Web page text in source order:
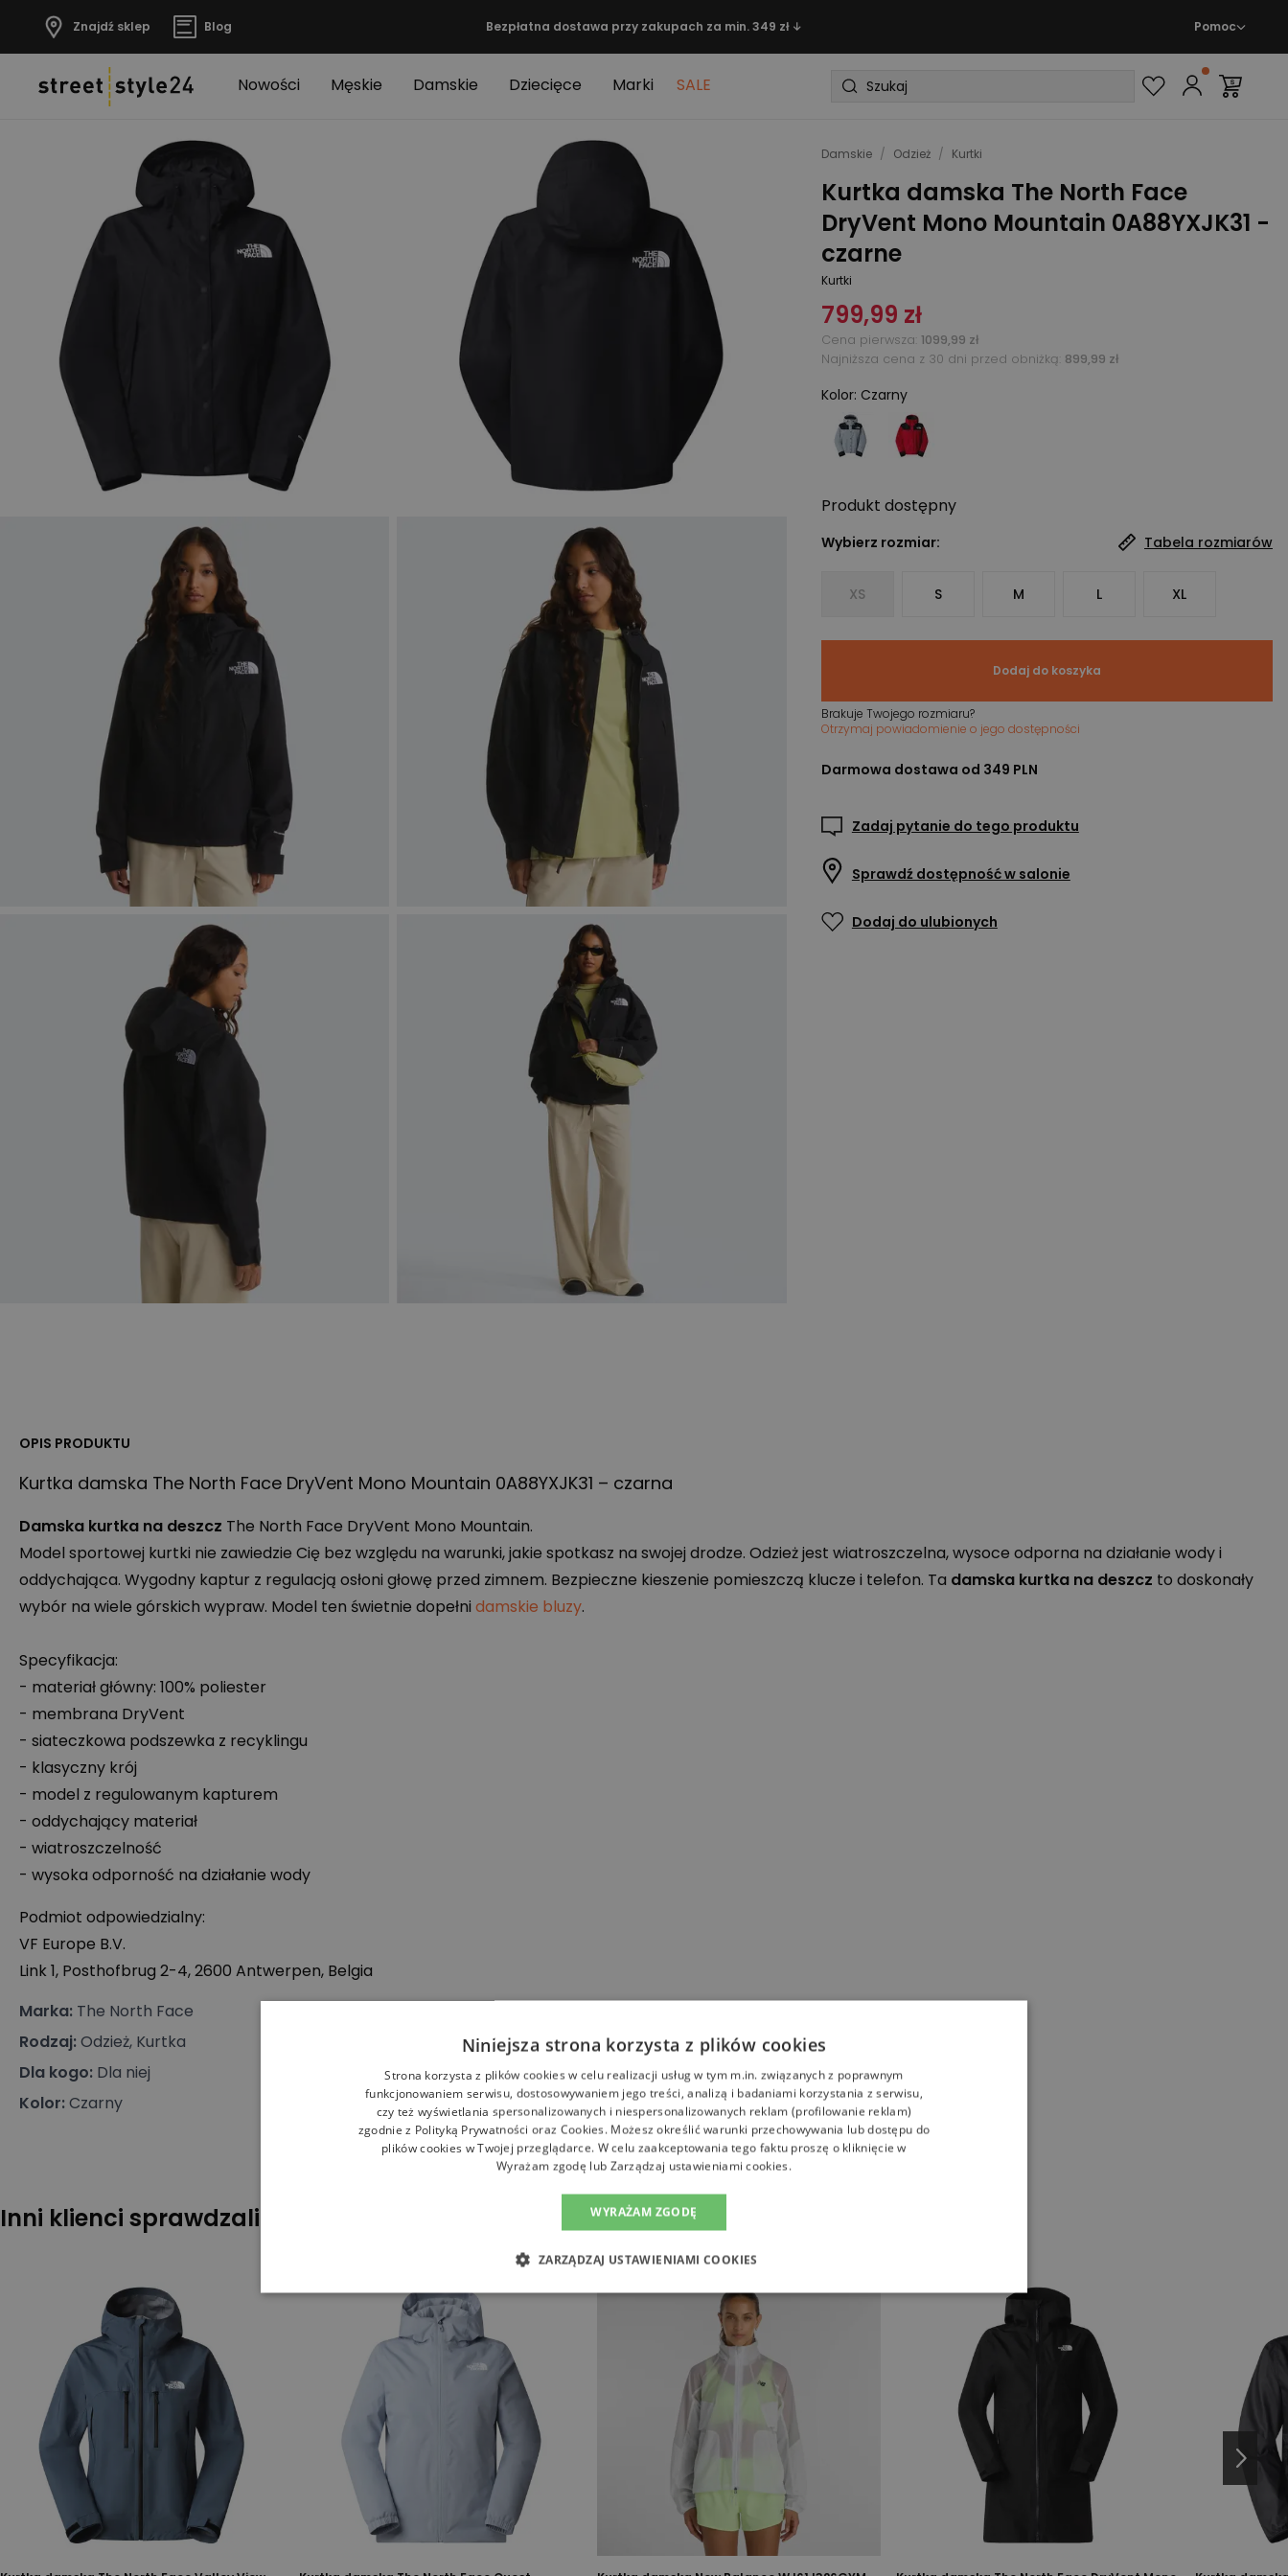
Znajdź sklep Blog Bezpłatna dostawa przy zakupach za min. 349 zł ↓ Pomoc
Nowości Męskie Damskie Dziecięce Marki SALE
Damskie / Odzież / Kurtki
Kurtka damska The North Face
DryVent Mono Mountain 0A88YXJK31 -
czarne
Kurtki
799,99 zł
Cena pierwsza 1099,99 zł
Najniższa cena z 30 dni przed obniżką: 899,99 zł
Kolor: Czarny
Produkt dostępny
Wybierz rozmiar: Tabela rozmiarów
XS S M L XL
Dodaj do koszyka
Brakuje Twojego rozmiaru?
Otrzymaj powiadomienie o jego dostępności
Darmowa dostawa od 349 PLN
Zadaj pytanie do tego produktu
Sprawdź dostępność w salonie
Dodaj do ulubionych
OPIS PRODUKTU
Kurtka damska The North Face DryVent Mono Mountain 0A88YXJK31 – czarna
Damska kurtka na deszcz The North Face DryVent Mono Mountain.
Model sportowej kurtki nie zawiedzie Cię bez względu na warunki, jakie spotkasz na swojej drodze. Odzież jest wiatroszczelna, wysoce odporna na działanie wody i
oddychająca. Wygodny kaptur z regulacją osłoni głowę przed zimnem. Bezpieczne kieszenie pomieszczą klucze i telefon. Ta damska kurtka na deszcz to doskonały
wybór na wiele górskich wypraw. Model ten świetnie dopełni damskie bluzy.
Specyfikacja:
- materiał główny: 100% poliester
- membrana DryVent
- siateczkowa podszewka z recyklingu
- klasyczny krój
- model z regulowanym kapturem
- oddychający materiał
- wiatroszczelność
- wysoka odporność na działanie wody
Podmiot odpowiedzialny:
VF Europe B.V.
Link 1, Posthofbrug 2-4, 2600 Antwerpen, Belgia
Marka: The North Face
Rodzaj:Odzież, Kurtka
Dla kogo: Dla niej
Kolor:Czarny
Inni klienci sprawdzali również
Niniejsza strona korzysta z plików cookies
Strona korzysta z plików cookies w celu realizacji usług w tym m.in. związanych z poprawnym
funkcjonowaniem serwisu, dostosowywaniem jego treści, analizą i badaniami korzystania z serwisu,
czy też wyświetlania spersonalizowanych i niespersonalizowanych reklam (profilowanie reklam)
zgodnie z Polityką Prywatności oraz Cookies. Możesz określić warunki przechowywania lub dostępu do
plików cookies w Twojej przeglądarce. W celu zaakceptowania tego faktu proszę o kliknięcie w
Wyrażam zgodę lub Zarządzaj ustawieniami cookies.
WYRAŻAM ZGODĘ
ZARZĄDZAJ USTAWIENIAMI COOKIES